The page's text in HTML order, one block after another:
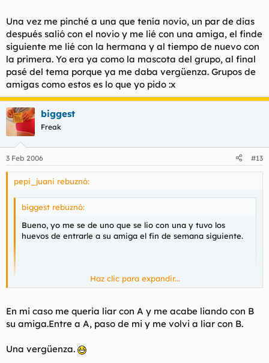
Una vez me pinché a una que tenía novio, un par de dias
después salió con el novio y me lié con una amiga, el finde
siguiente me lié con la hermana y al tiempo de nuevo con
la primera. Yo era ya como la mascota del grupo, al final
pasé del tema porque ya me daba vergüenza. Grupos de
amigas como estos es lo que yo pido :x
biggest
Freak
3 Feb 2006 #13
pepi_juani rebuznó:
biggest rebuznó:
Bueno, yo me se de uno que se lio con una y tuvo los
huevos de entrarle a su amiga el fin de semana siguiente.
Haz clic para expandir...
Una vez me pinché a una que tenía novio, un par de dias
después salió con el novio y me lié con una amiga, el finde
primera. Yo era ya como la mascota del grupo, al final pasé del
Haz clic para expandir...
En mi caso me queria liar con A y me acabe liando con B
su amiga.Entre a A, paso de mi y me volvi a liar con B.
Una vergüenza.